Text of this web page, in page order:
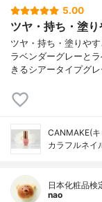
5.00
ツヤ・持ち・塗
ツヤ・持ち・塗りや
ラベンダーグレーと
きるシアータイプグ
CANMAKE(
カラフルネイ
日本化粧品検
nao